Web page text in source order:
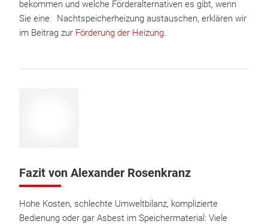
bekommen und welche Förderalternativen es gibt, wenn
Sie eine Nachtspeicherheizung austauschen, erklären wir
im Beitrag zur Förderung der Heizung.
Fazit von Alexander Rosenkranz
Hohe Kosten, schlechte Umweltbilanz, komplizierte
Bedienung oder gar Asbest im Speichermaterial: Viele